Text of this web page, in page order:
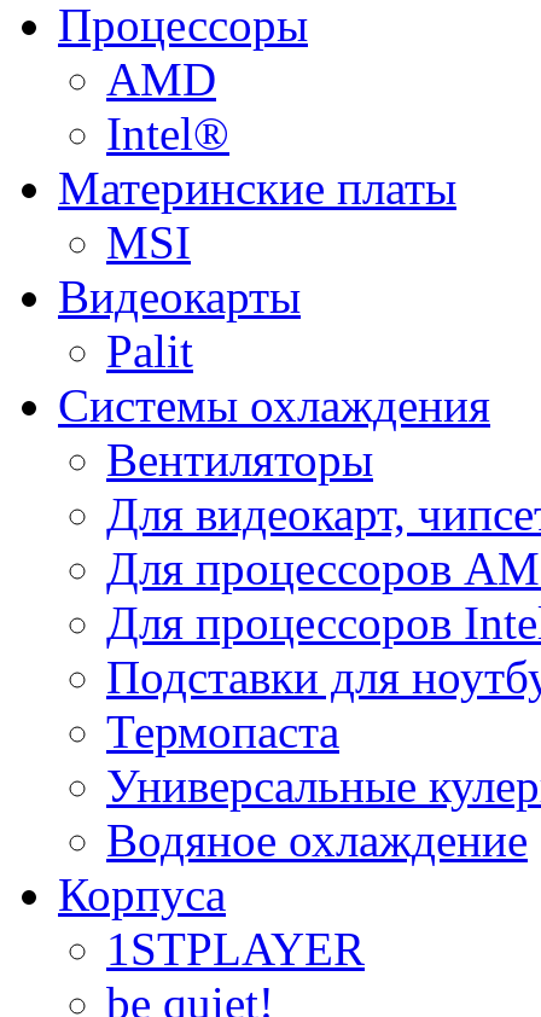
Процессоры
AMD
Intel®
Материнские платы
MSI
Видеокарты
Palit
Системы охлаждения
Вентиляторы
Для видеокарт,
Для процессоров
Для процессоров
Подставки для
Термопаста
Универсальные
Водяное охлаждение
Корпуса
1STPLAYER
be quiet!